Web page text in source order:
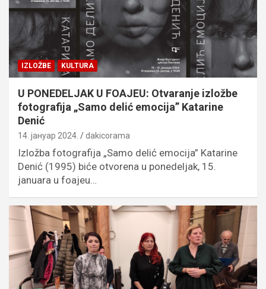
IZLOŽBE KULTURA
U PONEDELJAK U FOAJEU: Otvaranje izložbe
fotografija „Samo delić emocija” Katarine
Denić
14. јануар 2024. dakicorama
Izložba fotografija „Samo delić emocija” Katarine
Denić (1995) biće otvorena u ponedeljak, 15.
januara u foajeu…